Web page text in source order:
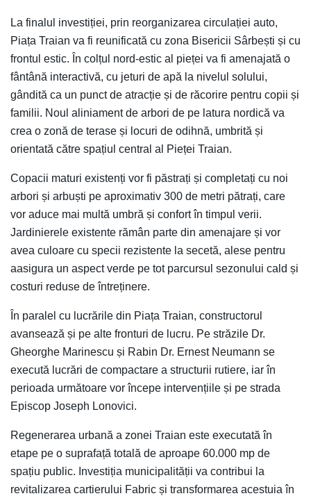
La finalul investiției, prin reorganizarea circulației auto,
Piața Traian va fi reunificată cu zona Bisericii Sârbești și cu
frontul estic. În colțul nord-estic al pieței va fi amenajată o
fântână interactivă, cu jeturi de apă la nivelul solului,
gândită ca un punct de atracție și de răcorire pentru copii și
familii. Noul aliniament de arbori de pe latura nordică va
crea o zonă de terase și locuri de odihnă, umbrită și
orientată către spațiul central al Pieței Traian.
Copacii maturi existenți vor fi păstrați și completați cu noi
arbori și arbuști pe aproximativ 300 de metri pătrați, care
vor aduce mai multă umbră și confort în timpul verii.
Jardinierele existente rămân parte din amenajare și vor
avea culoare cu specii rezistente la secetă, alese pentru
aasigura un aspect verde pe tot parcursul sezonului cald și
costuri reduse de întreținere.
În paralel cu lucrările din Piața Traian, constructorul
avansează și pe alte fronturi de lucru. Pe străzile Dr.
Gheorghe Marinescu și Rabin Dr. Ernest Neumann se
execută lucrări de compactare a structurii rutiere, iar în
perioada următoare vor începe intervențiile și pe strada
Episcop Joseph Lonovici.
Regenerarea urbană a zonei Traian este executată în
etape pe o suprafață totală de aproape 60.000 mp de
spațiu public. Investiția municipalității va contribui la
revitalizarea cartierului Fabric și transformarea acestuia în